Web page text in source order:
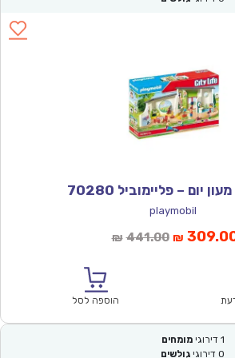
יום – פליימוביל 70280
playmobil
₪ 441.00המחיר
₪
הוספה לסל
1 דירוגי מומחים
0 דירוגי גולשים